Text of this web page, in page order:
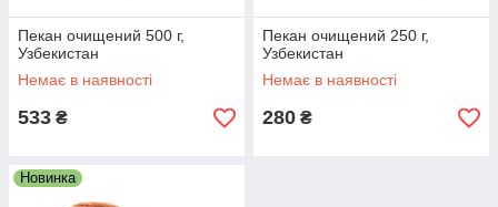
Пекан очищений 500 г,
Узбекистан
Немає в наявності
533 ₴
Пекан очищений 250 г,
Узбекистан
Немає в наявності
280 ₴
Новинка